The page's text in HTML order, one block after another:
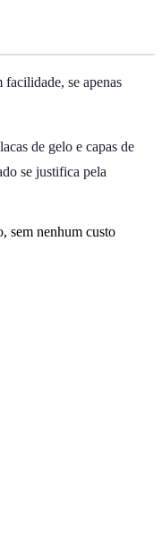
se apenas
de gelo e capas de
se justifica pela
sem nenhum custo